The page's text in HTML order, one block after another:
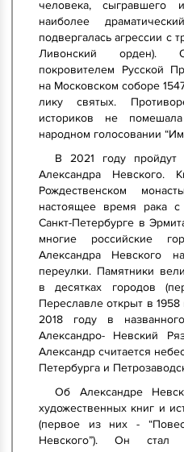
человека, сыгравшего
наиболее
подвергалась агрессии с
Ливонский орден).
покровителем Русской
на Московском соборе
лику святых.
историков не
народном голосовании
В 2021 году пройдут
Александра Невского.
Рождественском
настоящее время рака
Санкт-Петербурге в
многие российские
Александра Невского
переулки. Памятники
в десятках городов
Переславле открыт в
2018 году в
Александро- Невский
Александр считается
Петербурга и
Об Александре
художественных книг и
(первое из них -
Невского”). Он стал